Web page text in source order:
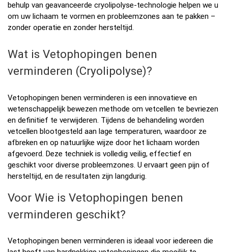
behulp van geavanceerde cryolipolyse-technologie helpen we u
om uw lichaam te vormen en probleemzones aan te pakken –
zonder operatie en zonder hersteltijd.
Wat is Vetophopingen benen
verminderen (Cryolipolyse)?
Vetophopingen benen verminderen is een innovatieve en
wetenschappelijk bewezen methode om vetcellen te bevriezen
en definitief te verwijderen. Tijdens de behandeling worden
vetcellen blootgesteld aan lage temperaturen, waardoor ze
afbreken en op natuurlijke wijze door het lichaam worden
afgevoerd. Deze techniek is volledig veilig, effectief en
geschikt voor diverse probleemzones. U ervaart geen pijn of
hersteltijd, en de resultaten zijn langdurig.
Voor Wie is Vetophopingen benen
verminderen geschikt?
Vetophopingen benen verminderen is ideaal voor iedereen die